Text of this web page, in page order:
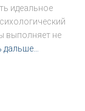
идеальное
выполняет не
дальше…